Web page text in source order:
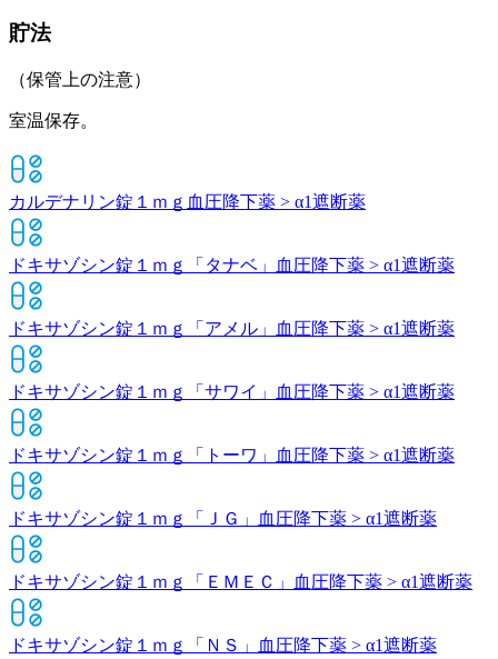
貯法
（保管上の注意）
室温保存。
カルデナリン錠１ｍｇ 血圧降下薬 > α1遮断薬
ドキサゾシン錠１ｍｇ「タナベ」 血圧降下薬 > α1遮断薬
ドキサゾシン錠１ｍｇ「アメル」 血圧降下薬 > α1遮断薬
ドキサゾシン錠１ｍｇ「サワイ」 血圧降下薬 > α1遮断薬
ドキサゾシン錠１ｍｇ「トーワ」 血圧降下薬 > α1遮断薬
ドキサゾシン錠１ｍｇ「ＪＧ」 血圧降下薬 > α1遮断薬
ドキサゾシン錠１ｍｇ「ＥＭＥＣ」 血圧降下薬 > α1遮断薬
ドキサゾシン錠１ｍｇ「ＮＳ」 血圧降下薬 > α1遮断薬